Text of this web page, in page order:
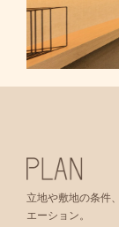
立地や敷地の条件
エーション。